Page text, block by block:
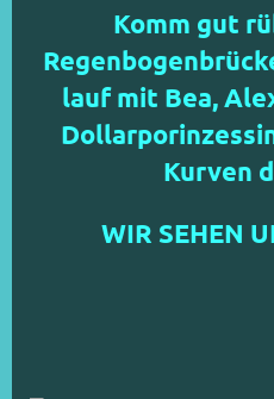
Komm gut
lauf mit Bea,
Kurven
WIR SEHEN